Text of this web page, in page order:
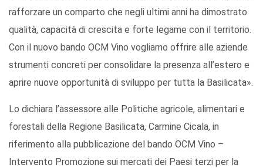
rafforzare un comparto che negli ultimi anni ha dimostrato
qualità, capacità di crescita e forte legame con il territorio.
Con il nuovo bando OCM Vino vogliamo offrire alle aziende
strumenti concreti per consolidare la presenza all’estero e
aprire nuove opportunità di sviluppo per tutta la Basilicata».
Lo dichiara l’assessore alle Politiche agricole, alimentari e
forestali della Regione Basilicata, Carmine Cicala, in
riferimento alla pubblicazione del bando OCM Vino –
Intervento Promozione sui mercati dei Paesi terzi per la